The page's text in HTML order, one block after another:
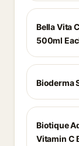
Bella Vita
500ml
Bioderma
Biotique
Vitamin C